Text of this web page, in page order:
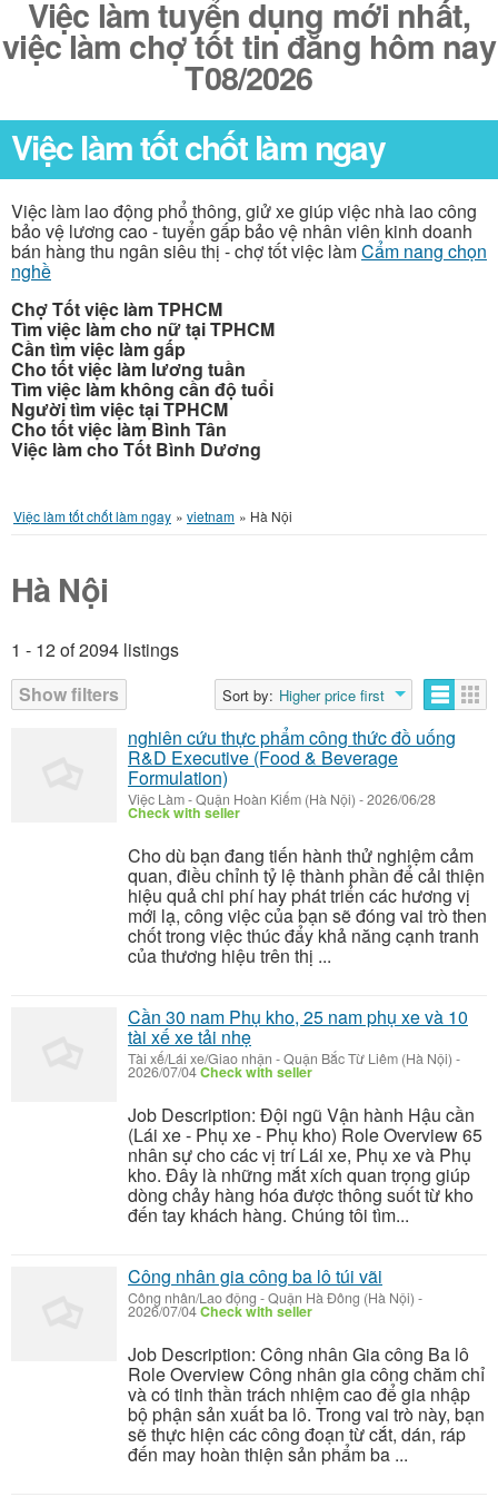
Việc làm tuyển dụng mới nhất,
việc làm chợ tốt tin đăng hôm nay
T08/2026
Việc làm tốt chốt làm ngay
Việc làm lao động phổ thông, giử xe giúp việc nhà lao công
bảo vệ lương cao - tuyển gấp bảo vệ nhân viên kinh doanh
bán hàng thu ngân siêu thị - chợ tốt việc làmCẩm nang chọn
nghề
Chợ Tốt việc làm TPHCM
Tìm việc làm cho nữ tại TPHCM
Cần tìm việc làm gấp
Cho tốt việc làm lương tuần
Tìm việc làm không cần độ tuổi
Người tìm việc tại TPHCM
Cho tốt việc làm Bình Tân
Việc làm cho Tốt Bình Dương
Việc làm tốt chốt làm ngay » vietnam » Hà Nội
Hà Nội
1 - 12 of 2094 listings
Show filters
Sort by: Higher price first
Listings
nghiên cứu thực phẩm công thức đồ uống
R&D Executive (Food & Beverage
Formulation)
Việc Làm-Quận Hoàn Kiếm (Hà Nội) -2026/06/28
Check with seller
Cho dù bạn đang tiến hành thử nghiệm cảm
quan, điều chỉnh tỷ lệ thành phần để cải thiện
hiệu quả chi phí hay phát triển các hương vị
mới lạ, công việc của bạn sẽ đóng vai trò then
chốt trong việc thúc đẩy khả năng cạnh tranh
của thương hiệu trên thị ...
Cần 30 nam Phụ kho, 25 nam phụ xe và 10
tài xế xe tải nhẹ
Tài xế/Lái xe/Giao nhận -Quận Bắc Từ Liêm (Hà Nội) -
2026/07/04Check with seller
Job Description: Đội ngũ Vận hành Hậu cần
(Lái xe - Phụ xe - Phụ kho) Role Overview 65
nhân sự cho các vị trí Lái xe, Phụ xe và Phụ
kho. Đây là những mắt xích quan trọng giúp
dòng chảy hàng hóa được thông suốt từ kho
đến tay khách hàng. Chúng tôi tìm...
Công nhân gia công ba lô túi vãi
Công nhân/Lao động -Quận Hà Đông (Hà Nội) -
2026/07/04Check with seller
Job Description: Công nhân Gia công Ba lô
Role Overview Công nhân gia công chăm chỉ
và có tinh thần trách nhiệm cao để gia nhập
bộ phận sản xuất ba lô. Trong vai trò này, bạn
sẽ thực hiện các công đoạn từ cắt, dán, ráp
đến may hoàn thiện sản phẩm ba ...